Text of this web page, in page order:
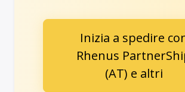
Inizia a spedire
Rhenus
(AT) e altri